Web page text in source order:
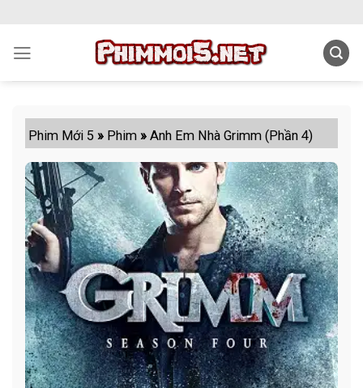
content
Phim Mới 5 » Phim »Anh Em Nhà Grimm (Phần 4)